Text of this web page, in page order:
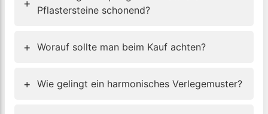
+
Pflastersteine schonend?
+ Worauf sollte man beim Kauf achten?
+ Wie gelingt ein harmonisches Verlegemuster?